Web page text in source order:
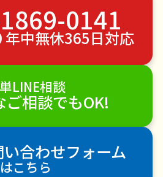
植木の伐採
手すり取り付け
エアコンクリーニング
ハウスクリーニング
雪下ろし
電球交換
え
空き家管理
各種代行
シート施工
ナメクジ駆除
害虫駆除
0141
中無休365日対応
LINE相談
ご相談でもOK!
合わせフォーム
はこちら